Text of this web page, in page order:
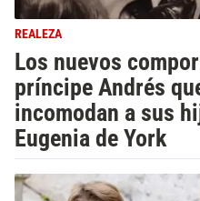
REALEZA
Los nuevos
príncipe Andrés
incomodan a sus
Eugenia de York